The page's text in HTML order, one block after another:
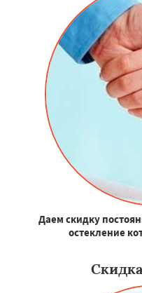
Даем скидку
остекление